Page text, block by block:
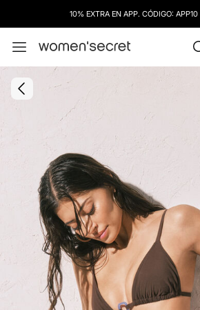
10% EXTRA EN APP. CÓDIGO: APP10 |